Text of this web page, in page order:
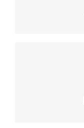
Participez